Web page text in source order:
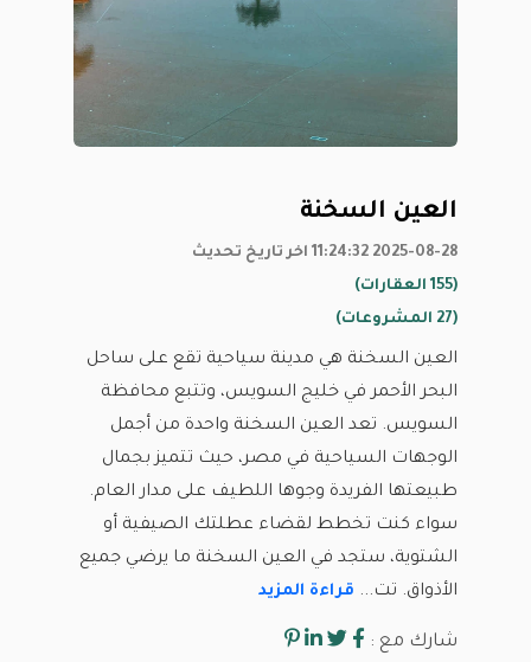
العين السخنة
2025-08-28 11:24:32 اخر تاريخ تحديث
(155 العقارات)
(27 المشروعات)
العين السخنة هي مدينة سياحية تقع على ساحل
البحر الأحمر في خليج السويس، وتتبع محافظة
السويس. تعد العين السخنة واحدة من أجمل
الوجهات السياحية في مصر، حيث تتميز بجمال
طبيعتها الفريدة وجوها اللطيف على مدار العام.
سواء كنت تخطط لقضاء عطلتك الصيفية أو
الشتوية، ستجد في العين السخنة ما يرضي جميع
الأذواق. تت... قراءة المزيد
شارك مع :